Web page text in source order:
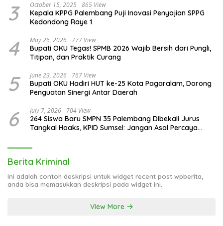
3 October 15, 2025 865 View
Kepala KPPG Palembang Puji Inovasi Penyajian SPPG
Kedondong Raye 1
4 May 26, 2026 777 View
Bupati OKU Tegas! SPMB 2026 Wajib Bersih dari Pungli,
Titipan, dan Praktik Curang
5 June 23, 2026 767 View
Bupati OKU Hadiri HUT ke-25 Kota Pagaralam, Dorong
Penguatan Sinergi Antar Daerah
6 July 7, 2026 704 View
264 Siswa Baru SMPN 35 Palembang Dibekali Jurus
Tangkal Hoaks, KPID Sumsel: Jangan Asal Percaya
Berita Kriminal
Ini adalah contoh deskripsi untuk widget recent post wpberita,
anda bisa memasukkan deskripsi pada widget ini.
View More